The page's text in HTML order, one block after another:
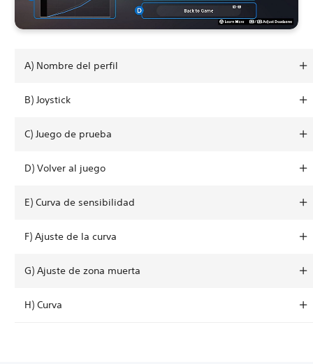
A) Nombre del perfil
B) Joystick
C) Juego de prueba
D) Volver al juego
E) Curva de sensibilidad
F) Ajuste de la curva
G) Ajuste de zona muerta
H) Curva